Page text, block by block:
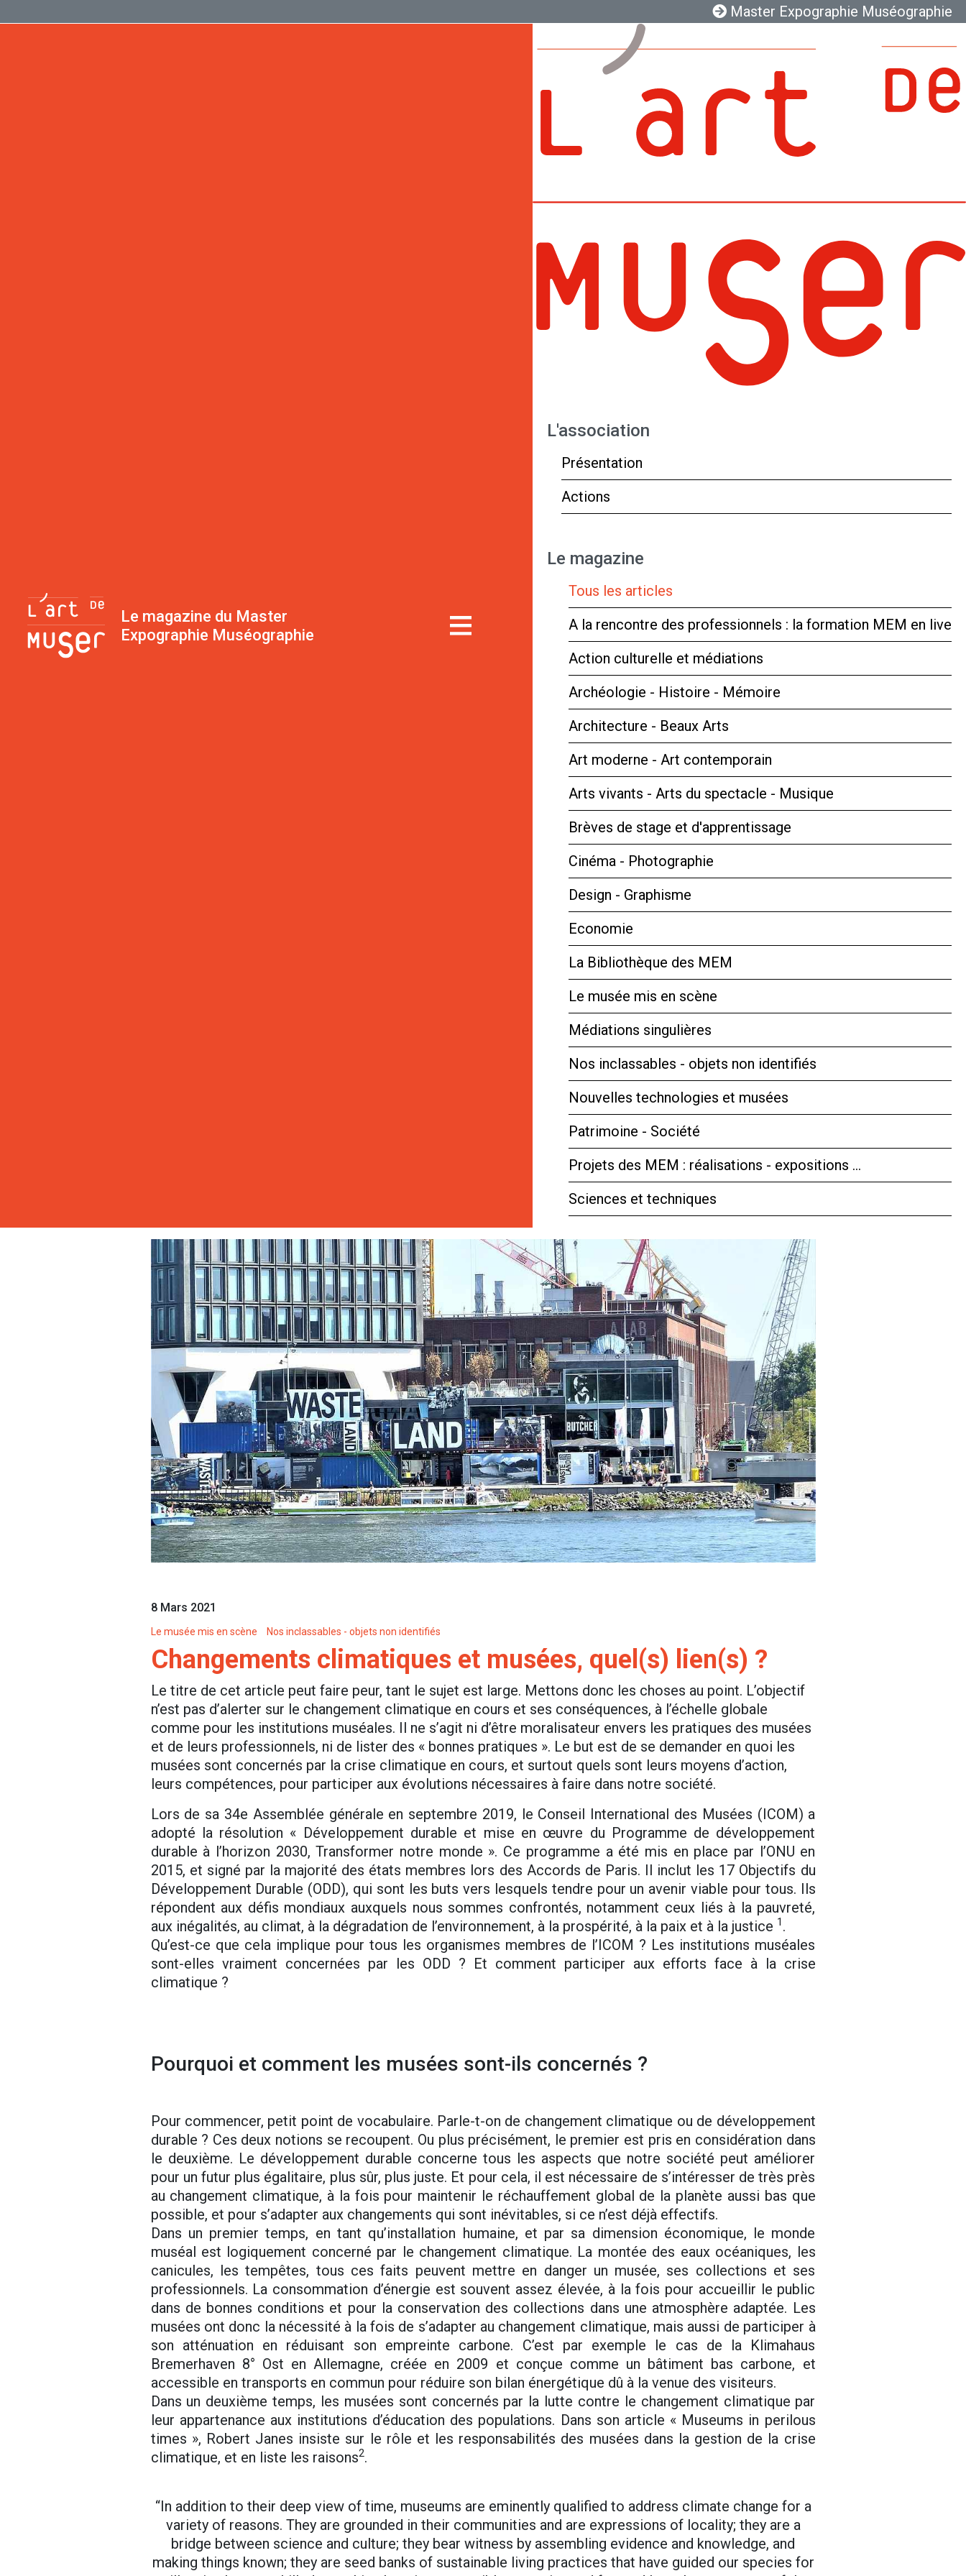
Master Expographie Muséographie
Le magazine du Master
Expographie Muséographie
L'association
Présentation
Actions
Le magazine
Tous les articles
A la rencontre des professionnels : la formation MEM en live
Action culturelle et médiations
Archéologie - Histoire - Mémoire
Architecture - Beaux Arts
Art moderne - Art contemporain
Arts vivants - Arts du spectacle - Musique
Brèves de stage et d'apprentissage
Cinéma - Photographie
Design - Graphisme
Economie
La Bibliothèque des MEM
Le musée mis en scène
Médiations singulières
Nos inclassables - objets non identifiés
Nouvelles technologies et musées
Patrimoine - Société
Projets des MEM : réalisations - expositions …
Sciences et techniques
8 Mars 2021
Le musée mis en scène Nos inclassables - objets non identifiés
Changements climatiques et musées, quel(s) lien(s) ?
Le titre de cet article peut faire peur, tant le sujet est large. Mettons donc les choses au point. L’objectif
n’est pas d’alerter sur le changement climatique en cours et ses conséquences, à l’échelle globale
comme pour les institutions muséales. Il ne s’agit ni d’être moralisateur envers les pratiques des musées
et de leurs professionnels, ni de lister des « bonnes pratiques ». Le but est de se demander en quoi les
musées sont concernés par la crise climatique en cours, et surtout quels sont leurs moyens d’action,
leurs compétences, pour participer aux évolutions nécessaires à faire dans notre société.
Lors de sa 34e Assemblée générale en septembre 2019, le Conseil International des Musées (ICOM) a
adopté la résolution « Développement durable et mise en œuvre du Programme de développement
durable à l’horizon 2030, Transformer notre monde ». Ce programme a été mis en place par l’ONU en
2015, et signé par la majorité des états membres lors des Accords de Paris. Il inclut les 17 Objectifs du
Développement Durable (ODD), qui sont les buts vers lesquels tendre pour un avenir viable pour tous. Ils
répondent aux défis mondiaux auxquels nous sommes confrontés, notamment ceux liés à la pauvreté,
aux inégalités, au climat, à la dégradation de l’environnement, à la prospérité, à la paix et à la justice 1 .
Qu’est-ce que cela implique pour tous les organismes membres de l’ICOM ? Les institutions muséales
sont-elles vraiment concernées par les ODD ? Et comment participer aux efforts face à la crise
climatique ?
Pourquoi et comment les musées sont-ils concernés ?
Pour commencer, petit point de vocabulaire. Parle-t-on de changement climatique ou de développement
durable ? Ces deux notions se recoupent. Ou plus précisément, le premier est pris en considération dans
le deuxième. Le développement durable concerne tous les aspects que notre société peut améliorer
pour un futur plus égalitaire, plus sûr, plus juste. Et pour cela, il est nécessaire de s’intéresser de très près
au changement climatique, à la fois pour maintenir le réchauffement global de la planète aussi bas que
possible, et pour s’adapter aux changements qui sont inévitables, si ce n’est déjà effectifs.
Dans un premier temps, en tant qu’installation humaine, et par sa dimension économique, le monde
muséal est logiquement concerné par le changement climatique. La montée des eaux océaniques, les
canicules, les tempêtes, tous ces faits peuvent mettre en danger un musée, ses collections et ses
professionnels. La consommation d’énergie est souvent assez élevée, à la fois pour accueillir le public
dans de bonnes conditions et pour la conservation des collections dans une atmosphère adaptée. Les
musées ont donc la nécessité à la fois de s’adapter au changement climatique, mais aussi de participer à
son atténuation en réduisant son empreinte carbone. C’est par exemple le cas de la Klimahaus
Bremerhaven 8° Ost en Allemagne, créée en 2009 et conçue comme un bâtiment bas carbone, et
accessible en transports en commun pour réduire son bilan énergétique dû à la venue des visiteurs.
Dans un deuxième temps, les musées sont concernés par la lutte contre le changement climatique par
leur appartenance aux institutions d’éducation des populations. Dans son article « Museums in perilous
times », Robert Janes insiste sur le rôle et les responsabilités des musées dans la gestion de la crise
climatique, et en liste les raisons2.
“In addition to their deep view of time, museums are eminently qualified to address climate change for a
variety of reasons. They are grounded in their communities and are expressions of locality; they are a
bridge between science and culture; they bear witness by assembling evidence and knowledge, and
making things known; they are seed banks of sustainable living practices that have guided our species for